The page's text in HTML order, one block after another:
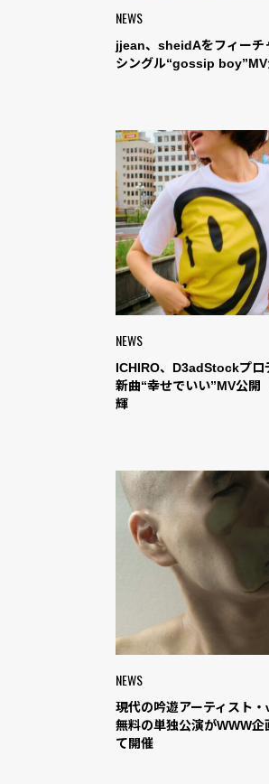
NEWS
jjean、sheidAをフィーチ
シングル“gossip boy”MV
NEWS
ICHIRO、D3adStockプロ
新曲“幸せでいい”MV公
輝
NEWS
現代の吟遊アーティスト
無料の単独公演がWWW企
て開催